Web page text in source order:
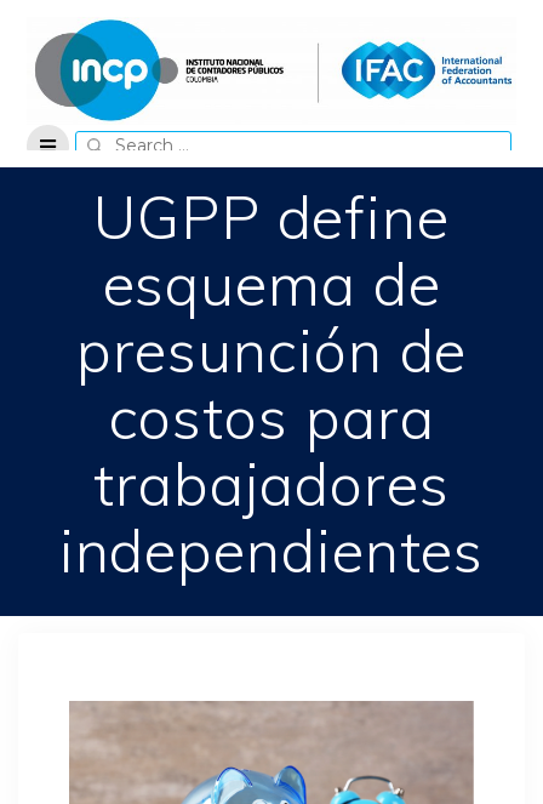
content
Search
for:
UGPP define
esquema de
presunción de
costos para
trabajadores
independientes